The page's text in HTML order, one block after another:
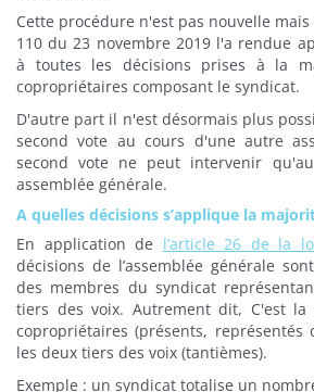
Cette procédure n'est pas nouvelle
110 du 23 novembre 2019 l'a rendue
à toutes les décisions prises à la
copropriétaires composant le syndicat.
D'autre part il n'est désormais plus
second vote au cours d'une autre
second vote ne peut intervenir
assemblée générale.
A quelles décisions s’applique la
En application de l’article 26 de la
décisions de l’assemblée générale
des membres du syndicat
tiers des voix. Autrement dit, C'est
copropriétaires (présents, représentés
les deux tiers des voix (tantièmes).
Exemple : un syndicat totalise un